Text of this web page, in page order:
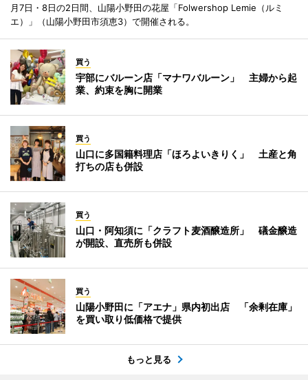
月7日・8日の2日間、山陽小野田の花屋「Folwershop Lemie（ルミ
エ）」（山陽小野田市須恵3）で開催される。
買う
宇部にバルーン店「マナワバルーン」 主婦から起
業、約束を胸に開業
買う
山口に多国籍料理店「ほろよいきりく」 土産と角
打ちの店も併設
買う
山口・阿知須に「クラフト麦酒醸造所」 礒金醸造
が開設、直売所も併設
買う
山陽小野田に「アエナ」県内初出店 「余剰在庫」
を買い取り低価格で提供
もっと見る